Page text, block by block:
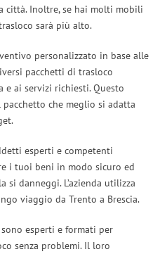
città. Inoltre, se hai molti mobili
sarà più alto.
personalizzato in base alle
pacchetti di trasloco
e ai servizi richiesti. Questo
che meglio si adatta
esperti e competenti
i tuoi beni in modo sicuro ed
si danneggi. L’azienda utilizza
viaggio da Trento a Brescia.
esperti e formati per
senza problemi. Il loro